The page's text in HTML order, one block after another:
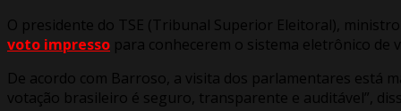
O presidente do TSE (Tribunal Superior Eleitoral),
voto impresso para conhecerem o sistema eletrônico de
De acordo com Barroso, a visita dos parlamentares está
votação brasileiro é seguro, transparente e auditável”,